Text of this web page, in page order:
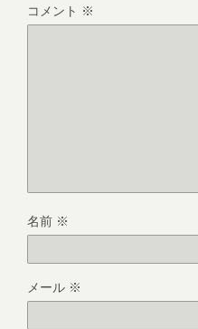
コメント ※
名前 ※
メール ※